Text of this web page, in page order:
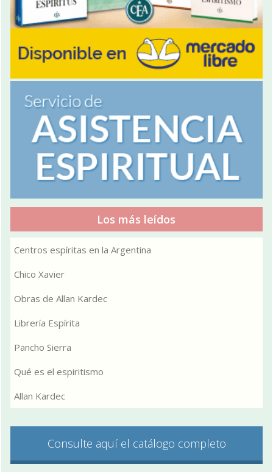
Los más leídos
Centros espíritas en la Argentina
Chico Xavier
Obras de Allan Kardec
Librería Espírita
Pancho Sierra
Qué es el espiritismo
Allan Kardec
Consulte aquí el catálogo completo